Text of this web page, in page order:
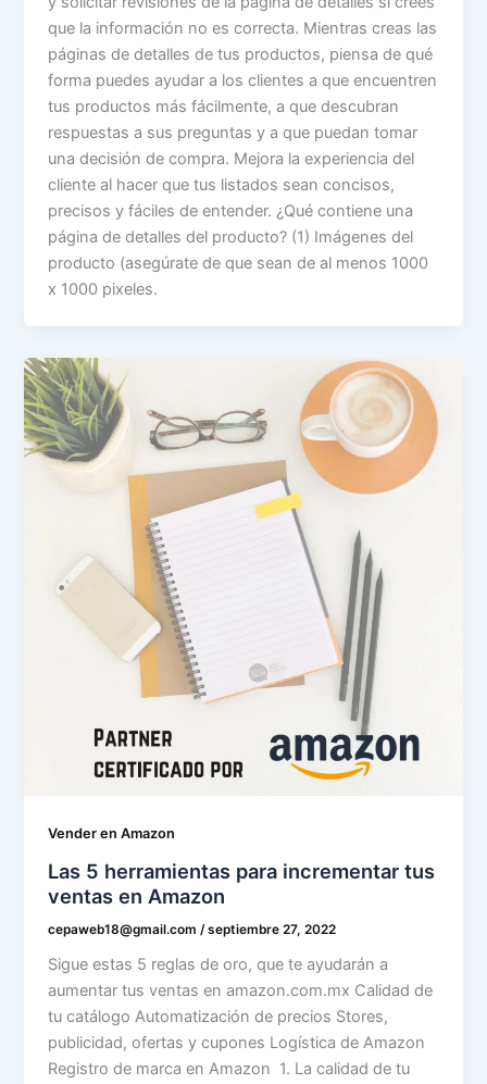
que la información no es correcta. Mientras creas las
páginas de detalles de tus productos, piensa de qué
forma puedes ayudar a los clientes a que encuentren
tus productos más fácilmente, a que descubran
respuestas a sus preguntas y a que puedan tomar
una decisión de compra. Mejora la experiencia del
cliente al hacer que tus listados sean concisos,
precisos y fáciles de entender. ¿Qué contiene una
página de detalles del producto? (1) Imágenes del
producto (asegúrate de que sean de al menos 1000
x 1000 pixeles.
Vender en Amazon
Las 5 herramientas para incrementar tus
ventas en Amazon
cepaweb18@gmail.com /septiembre 27, 2022
Sigue estas 5 reglas de oro, que te ayudarán a
aumentar tus ventas en amazon.com.mx Calidad de
tu catálogo Automatización de precios Stores,
publicidad, ofertas y cupones Logística de Amazon
Registro de marca en Amazon 1. La calidad de tu